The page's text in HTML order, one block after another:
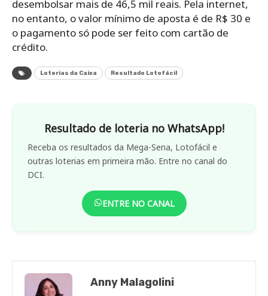
desembolsar mais de 46,5 mil reais. Pela internet,
no entanto, o valor mínimo de aposta é de R$ 30 e
o pagamento só pode ser feito com cartão de
crédito.
Loterias da Caixa Resultado Lotofácil
Resultado de loteria no WhatsApp!
Receba os resultados da Mega-Sena, Lotofácil e
outras loterias em primeira mão. Entre no canal do
DCI.
ENTRE NO CANAL
Anny Malagolini